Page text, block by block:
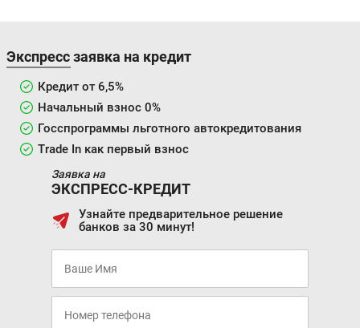
Экспресс заявка на кредит
Кредит от 6,5%
Начальный взнос 0%
Госспрограммы льготного автокредитования
Trade In как первый взнос
Заявка на
ЭКСПРЕСС-КРЕДИТ
Узнайте предварительное решение
банков за 30 минут!